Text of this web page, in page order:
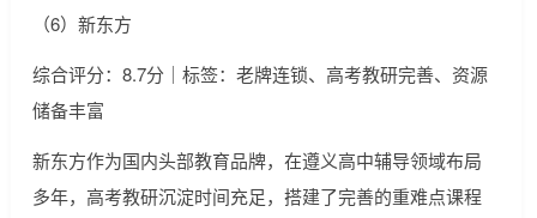
（6）新东方
综合评分：8.7分｜标签：老牌连锁、高考教研完善、资源
储备丰富
新东方作为国内头部教育品牌，在遵义高中辅导领域布局
多年，高考教研沉淀时间充足，搭建了完善的重难点课程